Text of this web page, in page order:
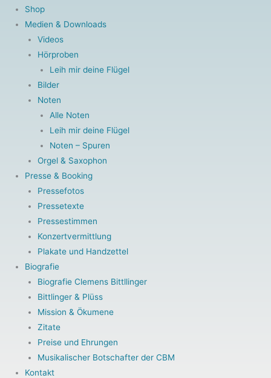
Shop
Medien & Downloads
Videos
Hörproben
Leih mir deine Flügel
Bilder
Noten
Alle Noten
Leih mir deine Flügel
Noten – Spuren
Orgel & Saxophon
Presse & Booking
Pressefotos
Pressetexte
Pressestimmen
Konzertvermittlung
Plakate und Handzettel
Biografie
Biografie Clemens Bittllinger
Bittlinger & Plüss
Mission & Ökumene
Zitate
Preise und Ehrungen
Musikalischer Botschafter der CBM
Kontakt